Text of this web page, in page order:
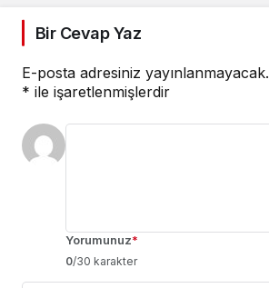
Bir Cevap Yaz
E-posta adresiniz yayınlanmayacak.
* ile işaretlenmişlerdir
Yorumunuz*
0/30 karakter